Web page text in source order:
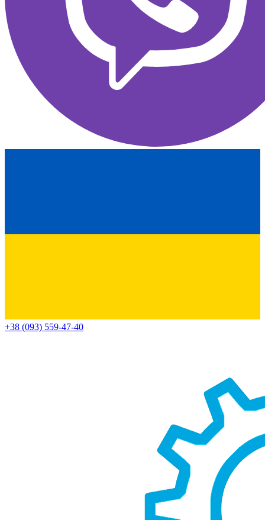
+38 (093) 559-47-40